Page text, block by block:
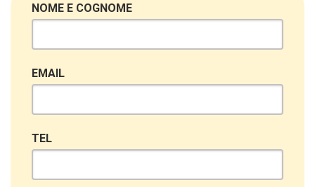
NOME E COGNOME
EMAIL
TEL